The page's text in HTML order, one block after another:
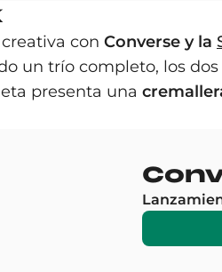
con Converse y la
un trío completo, los
presenta una